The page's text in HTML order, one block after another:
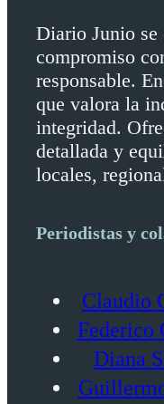
Diario Junio se
compromiso
responsable.
que valora la
integridad.
detallada y
locales,
Periodistas y
Claudio
Federico
Diana